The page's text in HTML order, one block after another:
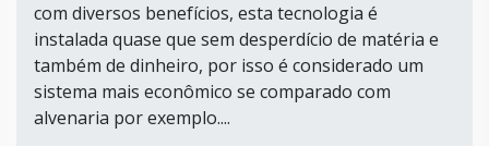
com diversos benefícios, esta tecnologia é
instalada quase que sem desperdício de matéria e
também de dinheiro, por isso é considerado um
sistema mais econômico se comparado com
alvenaria por exemplo....